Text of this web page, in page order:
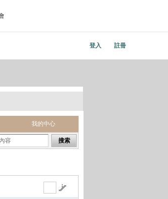
登入 註冊
我的中心
搜索